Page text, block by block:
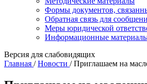
Формы документов,
Обратная связь для
Меры юридической
Информационные
Версия для слабовидящих
Главная /Новости /Приглашаем на